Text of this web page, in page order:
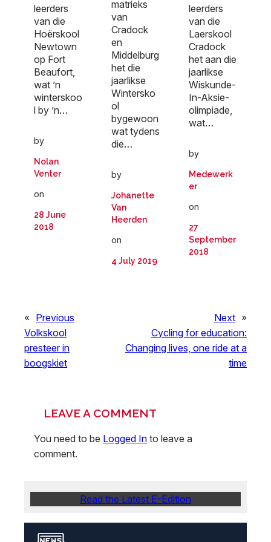
leerders
van die
Hoërskool
Newtown
op Fort
Beaufort,
wat ’n
winterskoo
l by ’n…
by
Nolan
Venter
on
28 June
2018
matrieks
van
Cradock
en
Middelburg
het die
jaarlikse
Wintersko
ol
bygewoon
wat tydens
die…
by
Johanette
Van
Heerden
on
4 July 2019
leerders
van die
Laerskool
Cradock
het aan die
jaarlikse
Wiskunde-
In-Aksie-
olimpiade,
wat…
by
Medewerk
er
on
27
September
2018
« Previous
Volkskool
presteer in
boogskiet
Next »
Cycling for education:
Changing lives, one ride at a
time
LEAVE A COMMENT
You need to be Logged In to leave a
comment.
Read the Latest E-Edition